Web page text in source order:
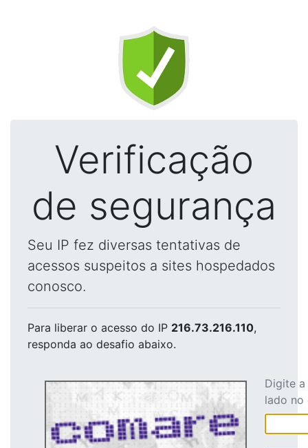
Verificação
de segurança
Seu IP fez diversas tentativas de
acessos suspeitos a sites hospedados
conosco.
Para liberar o acesso do IP 216.73.216.110,
responda ao desafio abaixo.
Digite
lado no